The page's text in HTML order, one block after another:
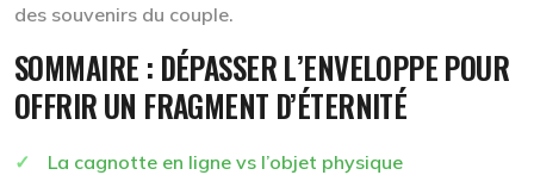
des souvenirs du couple.
SOMMAIRE : DÉPASSER L’ENVELOPPE POUR
OFFRIR UN FRAGMENT D’ÉTERNITÉ
La cagnotte en ligne vs l’objet physique